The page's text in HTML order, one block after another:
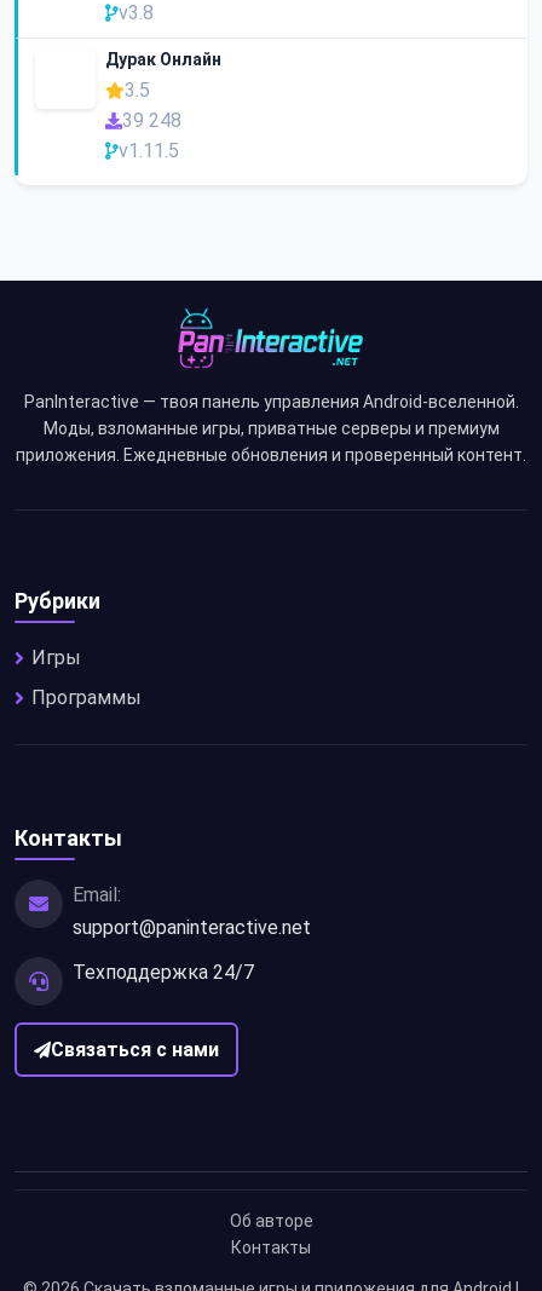
v3.8
Дурак Онлайн
3.5
39 248
v1.11.5
PanInteractive — твоя панель управления Android-вселенной.
Моды, взломанные игры, приватные серверы и премиум
приложения. Ежедневные обновления и проверенный контент.
Рубрики
Игры
Программы
Контакты
Email:
support@paninteractive.net
Техподдержка 24/7
Связаться с нами
Об авторе
Контакты